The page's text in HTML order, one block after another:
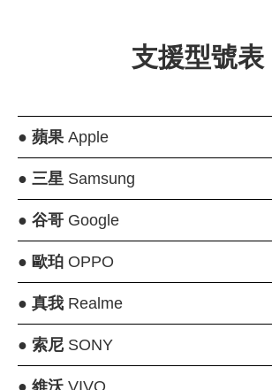
支援型號表
● 蘋果Apple
● 三星Samsung
● 谷哥Google
● 歐珀OPPO
● 真我Realme
● 索尼SONY
● 維沃VIVO